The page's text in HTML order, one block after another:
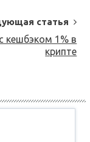
статья
кешбэком 1% в
крипте